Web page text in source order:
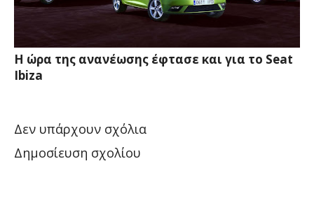
Η ώρα της ανανέωσης έφτασε και για το Seat
Ibiza
Δεν υπάρχουν σχόλια
Δημοσίευση σχολίου